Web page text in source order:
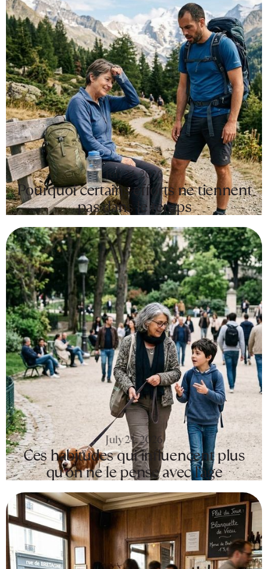
July 24, 2026
Pourquoi certains efforts ne tiennent
pas dans le temps
July 24, 2026
Ces habitudes qui influencent plus
qu’on ne le pense avec l’âge